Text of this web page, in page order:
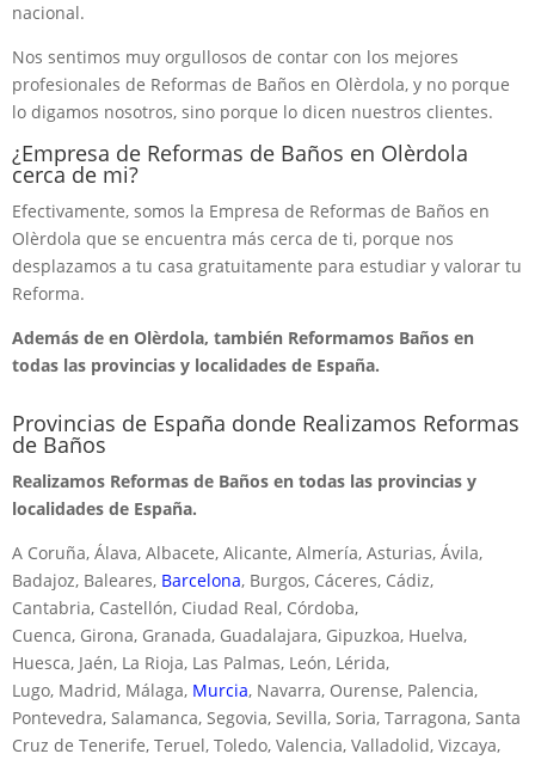
nacional.
Nos sentimos muy orgullosos de contar con los mejores
profesionales de Reformas de Baños en Olèrdola, y no porque
lo digamos nosotros, sino porque lo dicen nuestros clientes.
¿Empresa de Reformas de Baños en Olèrdola
cerca de mi?
Efectivamente, somos la Empresa de Reformas de Baños en
Olèrdola que se encuentra más cerca de ti, porque nos
desplazamos a tu casa gratuitamente para estudiar y valorar tu
Reforma.
Además de en Olèrdola, también Reformamos Baños en
todas las provincias y localidades de España.
Provincias de España donde Realizamos Reformas
de Baños
Realizamos Reformas de Baños en todas las provincias y
localidades de España.
A Coruña, Álava, Albacete, Alicante, Almería, Asturias, Ávila,
Badajoz, Baleares, Barcelona, Burgos, Cáceres, Cádiz,
Cantabria, Castellón, Ciudad Real, Córdoba,
Cuenca, Girona, Granada, Guadalajara, Gipuzkoa, Huelva,
Huesca, Jaén, La Rioja, Las Palmas, León, Lérida,
Lugo, Madrid, Málaga, Murcia, Navarra, Ourense, Palencia,
Pontevedra, Salamanca, Segovia, Sevilla, Soria, Tarragona, Santa
Cruz de Tenerife, Teruel, Toledo, Valencia, Valladolid, Vizcaya,